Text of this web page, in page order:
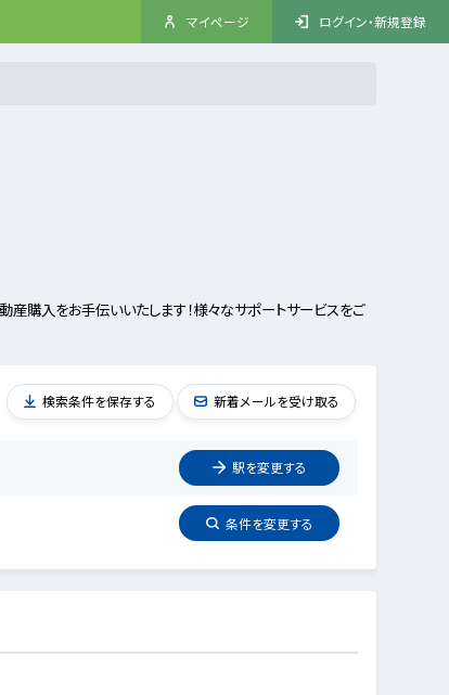
マイページ ログイン・新規登録
購入をお手伝いいたします！様々なサポートサービスをご
駅を変更する
条件を変更する
検索条件を保存する 新着メールを受け取る